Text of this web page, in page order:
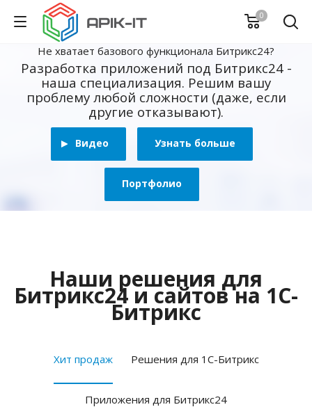
0
Не хватает базового функционала Битрикс24?
Разработка приложений под Битрикс24 -
наша специализация. Решим вашу
проблему любой сложности (даже, если
другие отказывают).
Видео Узнать больше
Портфолио
Наши решения для
Битрикс24 и сайтов на 1С-
Битрикс
Хит продаж Решения для 1С-Битрикс
Приложения для Битрикс24